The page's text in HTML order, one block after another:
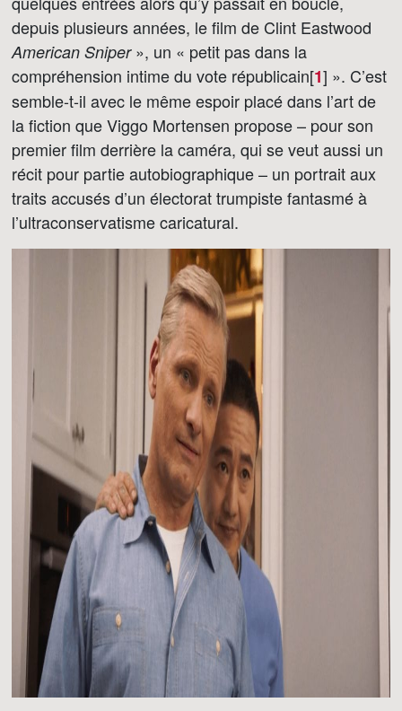
depuis plusieurs années, le film de Clint Eastwood
American Sniper», un « petit pas dans la
compréhension intime du vote républicain[1] ». C’est
semble-t-il avec le même espoir placé dans l’art de
la fiction que Viggo Mortensen propose – pour son
premier film derrière la caméra, qui se veut aussi un
récit pour partie autobiographique – un portrait aux
traits accusés d’un électorat trumpiste fantasmé à
l’ultraconservatisme caricatural.